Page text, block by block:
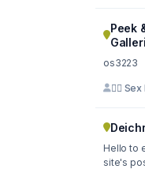
Peek
os3223
🙇‍♀️
Hello to